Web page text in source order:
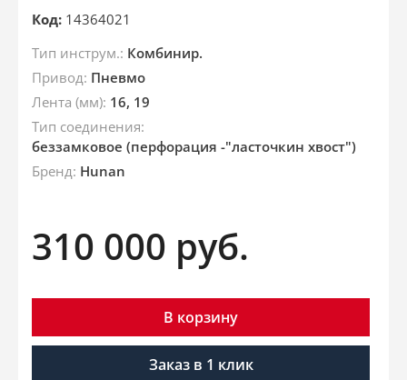
Код: 14364021
Тип инструм.: Комбинир.
Привод: Пневмо
Лента (мм): 16, 19
Тип соединения:
беззамковое (перфорация -"ласточкин хвост")
Бренд: Hunan
310 000 руб.
В корзину
Заказ в 1 клик